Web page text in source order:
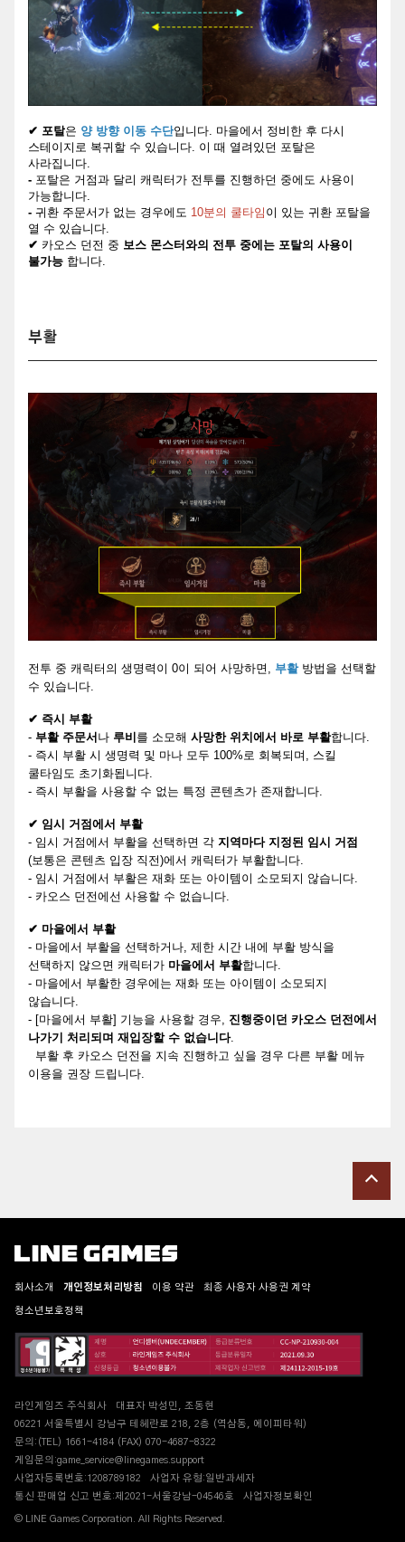
✔ 포탈은 양 방향 이동 수단입니다. 마을에서 정비한 후 다시
스테이지로 복귀할 수 있습니다. 이 때 열려있던 포탈은
사라집니다.
- 포탈은 거점과 달리 캐릭터가 전투를 진행하던 중에도 사용이
가능합니다.
- 귀환 주문서가 없는 경우에도 10분의 쿨타임 이 있는 귀환 포탈을
열 수 있습니다.
✔ 카오스 던전 중 보스 몬스터와의 전투 중에는 포탈의 사용이
불가능 합니다.
부활
전투 중 캐릭터의 생명력이 0이 되어 사망하면, 부활 방법을 선택할
수 있습니다.
✔ 즉시 부활
- 부활 주문서나 루비를 소모해 사망한 위치에서 바로 부활합니다.
- 즉시 부활 시 생명력 및 마나 모두 100%로 회복되며, 스킬
쿨타임도 초기화됩니다.
- 즉시 부활을 사용할 수 없는 특정 콘텐츠가 존재합니다.
✔ 임시 거점에서 부활
- 임시 거점에서 부활을 선택하면 각 지역마다 지정된 임시 거점
(보통은 콘텐츠 입장 직전)에서 캐릭터가 부활합니다.
- 임시 거점에서 부활은 재화 또는 아이템이 소모되지 않습니다.
- 카오스 던전에선 사용할 수 없습니다.
✔ 마을에서 부활
- 마을에서 부활을 선택하거나, 제한 시간 내에 부활 방식을
선택하지 않으면 캐릭터가 마을에서 부활합니다.
- 마을에서 부활한 경우에는 재화 또는 아이템이 소모되지
않습니다.
- [마을에서 부활] 기능을 사용할 경우,
진행중이던 카오스 던전에서
나가기 처리되며 재입장할 수 없습니다.
부활 후 카오스 던전을 지속 진행하고 싶을 경우 다른 부활 메뉴
이용을 권장 드립니다.
회사소개 개인정보처리방침 이용 약관 최종 사용자 사용권 계약
청소년보호정책
라인게임즈 주식회사
대표자 박성민, 조동현
06221 서울특별시 강남구 테헤란로 218, 2층 (역삼동, 에이피타워)
문의:(TEL) 1661-4184 (FAX) 070-4687-8322
게임문의:game_service@linegames.support
사업자등록번호:1208789182
사업자 유형:일반과세자
통신 판매업 신고 번호:제2021-서울강남-04546호
사업자정보확인
© LINE Games Corporation. All Rights Reserved.